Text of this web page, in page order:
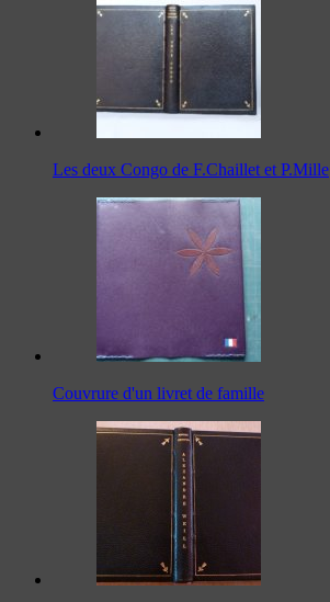
Les deux Congo de F.Chaillet et P.Mille
Couvrure d'un livret de famille